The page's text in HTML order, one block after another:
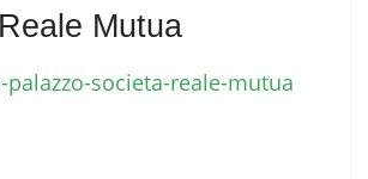
Mutua